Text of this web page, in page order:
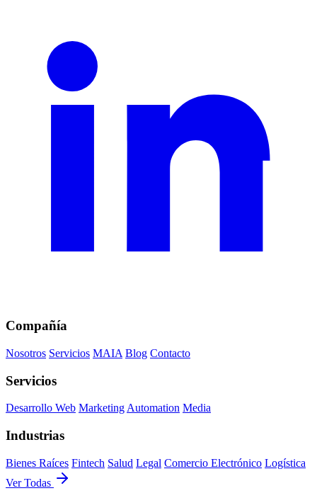
Compañía
Nosotros Servicios MAIA Blog Contacto
Servicios
Desarrollo Web MarketingAutomation Media
Industrias
Bienes Raíces Fintech Salud Legal Comercio Electrónico Logística
Ver Todas